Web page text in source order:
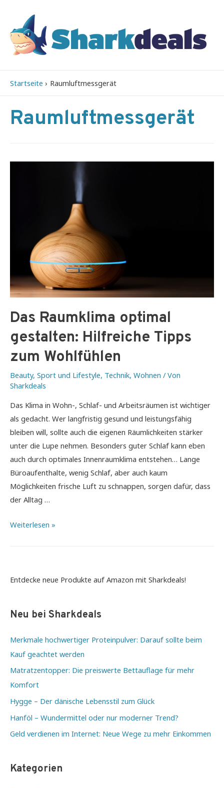
Startseite Raumluftmessgerät
Raumluftmessgerät
Das Raumklima optimal
gestalten: Hilfreiche Tipps
zum Wohlfühlen
Beauty, Sport und Lifestyle, Technik, Wohnen / Von
Sharkdeals
Das Klima in Wohn-, Schlaf- und Arbeitsräumen ist wichtiger
als gedacht. Wer langfristig gesund und leistungsfähig
bleiben will, sollte auch die eigenen Räumlichkeiten stärker
unter die Lupe nehmen. Besonders guter Schlaf kann eben
auch durch optimales Innenraumklima entstehen… Lange
Büroaufenthalte, wenig Schlaf, aber auch kaum
Möglichkeiten frische Luft zu schnappen, sorgen dafür, dass
der Alltag …
Das
Hilfreiche
Wohlfühlen
Weiterlesen »
Entdecke neue Produkte auf Amazon mit Sharkdeals!
Neu bei Sharkdeals
Merkmale hochwertiger Proteinpulver: Darauf sollte beim
Kauf geachtet werden
Matratzentopper: Die preiswerte Bettauflage für mehr
Komfort
Hygge – Der dänische Lebensstil zum Glück
Hanföl – Wundermittel oder nur moderner Trend?
Geld verdienen im Internet: Neue Wege zu mehr Einkommen
Kategorien